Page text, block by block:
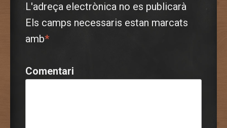
L'adreça electrònica no es publicarà
Els camps necessaris estan marcats
amb*
Comentari